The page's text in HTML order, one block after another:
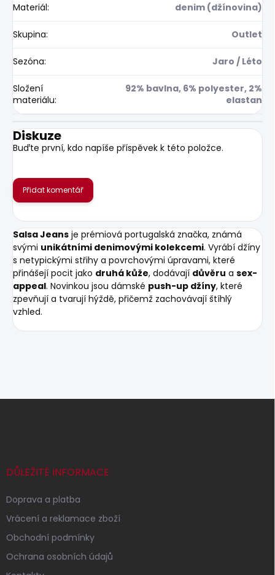
Materiál: denim (džínovina)
Skupina: Outlet
Sezóna: Jaro / Léto
Složení
materiálu:
92% bavlna, 6% polyester, 2%
elastan
Diskuze
Buďte první, kdo napíše příspěvek k této položce.
Přidat komentář
Salsa Jeans je prémiová portugalská značka, známá
svými unikátními denimovými kolekcemi. Vyrábí džíny
s netypickými střihy a povrchovými úpravami, které
přinášejí pocit jako druhá kůže, dodávají důvěru a sex-
appeal. Novinkou jsou dámské push-up džíny, které
zpevňují a tvarují hýždě, přičemž zachovávají štíhlý
vzhled.
Z
DŮLEŽITÉ INFORMACE
Doprava a platba
Vrácení a reklamace zboží
Obchodní podmínky
Ochrana osobních údajů